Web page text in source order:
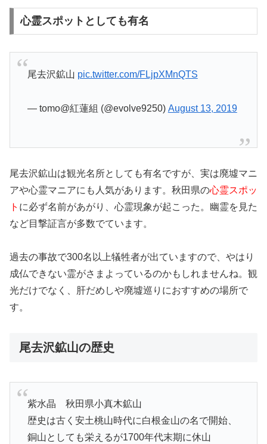
心霊スポットとしても有名
尾去沢鉱山 pic.twitter.com/FLjpXMnQTS
— tomo@紅蓮組 (@evolve9250) August 13, 2019
尾去沢鉱山は観光名所としても有名ですが、実は廃墟マニ
アや心霊マニアにも人気があります。秋田県の心霊スポッ
ト に必ず名前があがり、心霊現象が起こった。幽霊を見た
など目撃証言が多数でています。
過去の事故で300名以上犠牲者が出ていますので、やはり
成仏できない霊がさまよっているのかもしれませんね。観
光だけでなく、肝だめしや廃墟巡りにおすすめの場所で
す。
尾去沢鉱山の歴史
紫水晶 秋田県小真木鉱山
歴史は古く安土桃山時代に白根金山の名で開始、
銅山としても栄えるが1700年代末期に休山